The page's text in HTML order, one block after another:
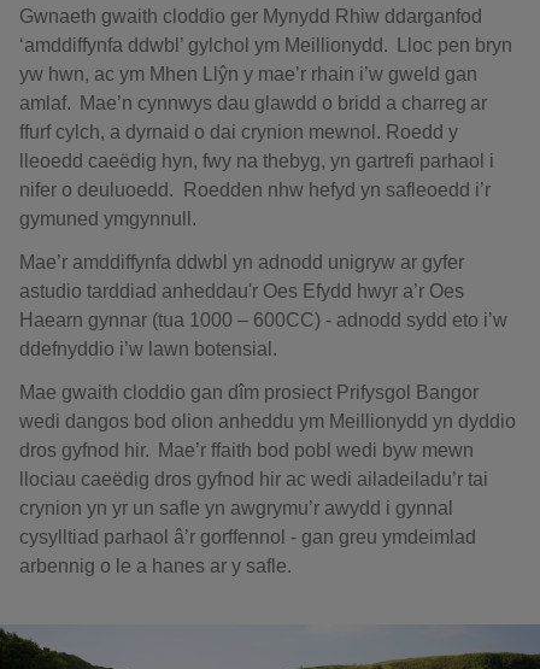
Gwnaeth gwaith cloddio ger Mynydd Rhiw ddarganfod
‘amddiffynfa ddwbl’ gylchol ym Meillionydd. Lloc pen bryn
yw hwn, ac ym Mhen Llŷn y mae’r rhain i’w gweld gan
amlaf. Mae’n cynnwys dau glawdd o bridd a charreg ar
ffurf cylch, a dyrnaid o dai crynion mewnol. Roedd y
lleoedd caeëdig hyn, fwy na thebyg, yn gartrefi parhaol i
nifer o deuluoedd. Roedden nhw hefyd yn safleoedd i’r
gymuned ymgynnull.
Mae’r amddiffynfa ddwbl yn adnodd unigryw ar gyfer
astudio tarddiad anheddau'r Oes Efydd hwyr a’r Oes
Haearn gynnar (tua 1000 – 600CC) - adnodd sydd eto i’w
ddefnyddio i’w lawn botensial.
Mae gwaith cloddio gan dîm prosiect Prifysgol Bangor
wedi dangos bod olion anheddu ym Meillionydd yn dyddio
dros gyfnod hir. Mae’r ffaith bod pobl wedi byw mewn
llociau caeëdig dros gyfnod hir ac wedi ailadeiladu’r tai
crynion yn yr un safle yn awgrymu’r awydd i gynnal
cysylltiad parhaol â’r gorffennol - gan greu ymdeimlad
arbennig o le a hanes ar y safle.